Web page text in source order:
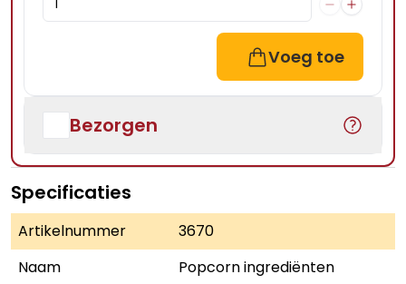
Voeg toe
Bezorgen
Specificaties
Artikelnummer
3670
Naam
Popcorn ingrediënten